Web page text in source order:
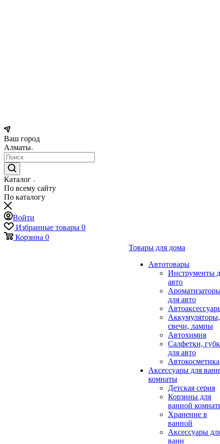
Ваш город
Алматы
Каталог
По всему сайту
По каталогу
Войти
Избранные товары 0
Корзина 0
Товары для дома
Автотовары
Инструменты
авто
для авто
Аккумуляторы,
свечи, лампы
Автохимия
Салфетки,
для авто
Автокосметика
Аксессуары для
комнаты
Детская серия
Корзины для
ванной
Хранение в
ванной
Аксессуары
ванн